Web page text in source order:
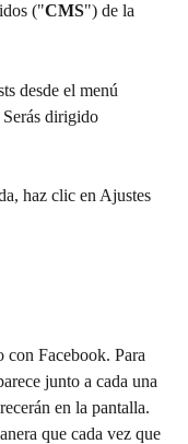
("CMS") de la
desde el menú
Serás dirigido
haz clic en Ajustes
con Facebook. Para
junto a cada una
en la pantalla.
que cada vez que